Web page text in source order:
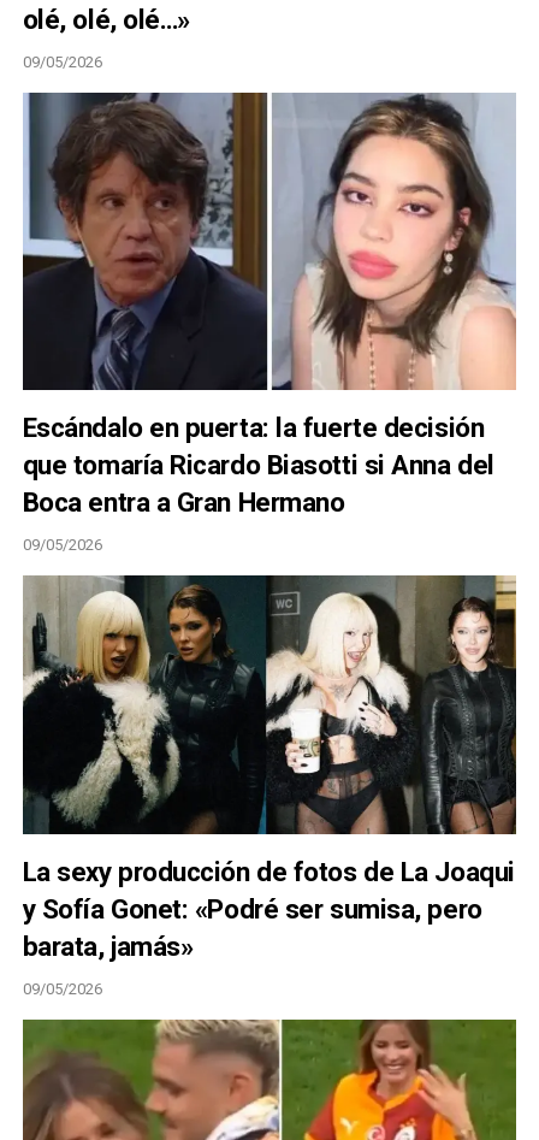
olé, olé, olé…»
09/05/2026
Escándalo en puerta: la fuerte decisión
que tomaría Ricardo Biasotti si Anna del
Boca entra a Gran Hermano
09/05/2026
La sexy producción de fotos de La Joaqui
y Sofía Gonet: «Podré ser sumisa, pero
barata, jamás»
09/05/2026